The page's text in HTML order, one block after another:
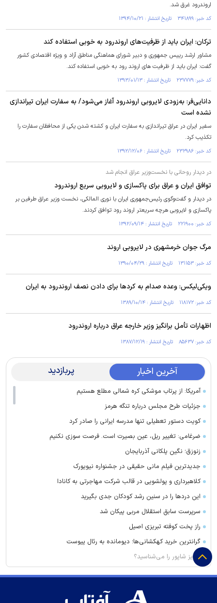
اروندرود غرق شد.
کد خبر: ۳۴۱۸۹۹ تاریخ انتشار : ۱۳۹۴/۱۰/۲۱
ترکان: ایران باید از ظرفیت‌های اروندرود به خوبی استفاده کند
مشاور ارشد رییس جمهوری و دبیر شورای هماهنگی مناطق آزاد و ویژه اقتصادی کشور
گفت: ایران باید از ظرفیت های اروند رود به خوبی استفاده کند.
کد خبر: ۲۳۷۷۷۹ تاریخ انتشار : ۱۳۹۳/۰۱/۱۳
دانایی‌فر: به‌زودی لایروبی اروندرود آغاز می‌شود/ به سفارت ایران تیراندازی
نشده است
سفیر ایران در عراق تیراندازی به سفارت ایران و کشته شدن یکی از محافظان سفارت را
تکذیب کرد.
کد خبر: ۲۳۲۹۸۶ تاریخ انتشار : ۱۳۹۲/۱۲/۰۶
در دیدار روحانی با نخست‌وزیر عراق انجام شد
توافق ایران و عراق برای پاکسازی و لایروبی سریع اروندرود
در دیدار و گفت‌وگوی رئیس‌جمهوری ایران با نوری المالکی، نخست وزیر عراق طرفین بر
پاکسازی و لایروبی هرچه سریعتر اروند رود توافق کردند.
کد خبر: ۲۲۱۹۰۰ تاریخ انتشار : ۱۳۹۲/۰۹/۱۴
مرگ جوان خرمشهری در لایروبی اروند
کد خبر: ۱۳۱۱۵۳ تاریخ انتشار : ۱۳۹۰/۰۴/۲۹
ویکی‌لیکس: وعده صدام به کردها برای دادن نصف اروندرود به ایران
کد خبر: ۱۱۸۱۷۲ تاریخ انتشار : ۱۳۸۹/۱۰/۱۴
اظهارات تأمل برانگیز وزیر خارجه عراق درباره اروندرود
کد خبر: ۸۵۶۳۷ تاریخ انتشار : ۱۳۸۷/۱۲/۱۹
آخرین اخبار پربازدید
آمریکا: از پرتاب موشکی کره شمالی مطلع هستیم
جزئیات طرح مجلس درباره تنگه هرمز
کویت دستور تعطیلی تنها مدرسه ایرانی را صادر کرد
ضرغامی: تغییر ریل، عین بصیرت است. فرصت سوزی نکنیم
زنوزق؛ نگین پلکانی آذربایجان
جدیدترین فیلم مانی حقیقی در جشنواره نیویورک
کلاهبرداری و پولشویی در قالب شرکت مهاجرتی به کانادا
این درد‌ها را در سنین رشد کودکان جدی بگیرید
سرپرست سابق استقلال مربی پیکان شد
راز پخت کوفته تبریزی اصیل
گرانترین خرید کهکشانی‌ها؛ دیومانده به رئال پیوست
پرویز شاپور را می‌شناسید؟